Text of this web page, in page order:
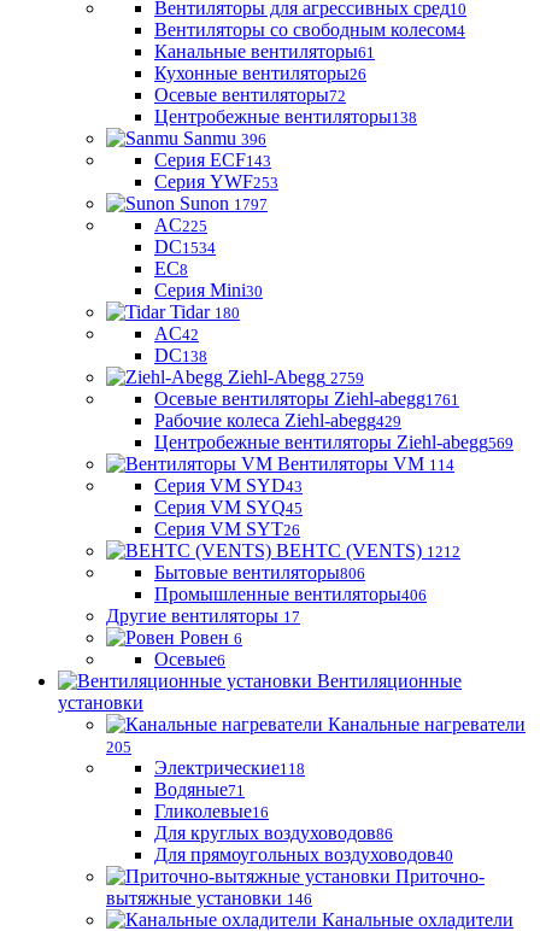
Вентиляторы для агрессивных сред10
Вентиляторы со свободным колесом4
Канальные вентиляторы61
Кухонные вентиляторы26
Осевые вентиляторы72
Центробежные вентиляторы138
Sanmu 396
Серия ECF143
Серия YWF253
Sunon 1797
AC225
DC1534
EC8
Серия Mini30
Tidar 180
AC42
DC138
Ziehl-Abegg 2759
Осевые вентиляторы Ziehl-abegg1761
Рабочие колеса Ziehl-abegg429
Центробежные вентиляторы Ziehl-abegg569
Вентиляторы VM 114
Серия VM SYD43
Серия VM SYQ45
Серия VM SYT26
ВЕНТС (VENTS) 1212
Бытовые вентиляторы806
Промышленные вентиляторы406
Другие вентиляторы 17
Ровен 6
Осевые6
Вентиляционные
установки
Канальные нагреватели
205
Электрические118
Водяные71
Гликолевые16
Для круглых воздуховодов86
Для прямоугольных воздуховодов40
Приточно-
вытяжные установки 146
Канальные охладители